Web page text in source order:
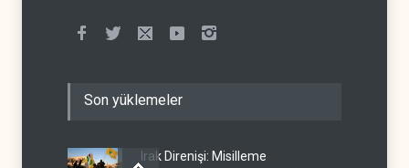
Son yüklemeler
Irak Direnişi: Misilleme